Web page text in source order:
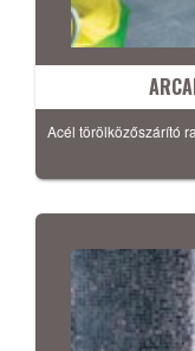
Acél törölközőszárító